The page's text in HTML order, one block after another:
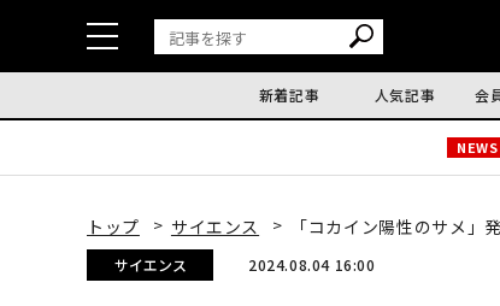
新着記事 人気記事 会
NEWS
トップ サイエンス 「コカイン陽性のサメ」
サイエンス 2024.08.04 16:00